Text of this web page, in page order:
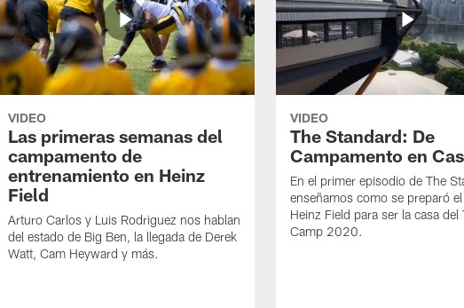
VIDEO
Las primeras semanas del
campamento de
entrenamiento en Heinz
Field
Arturo Carlos y Luis Rodriguez nos hablan
del estado de Big Ben, la llegada de Derek
Watt, Cam Heyward y más.
VIDEO
The Standard: De
Campamento en
En el primer episodio de The
enseñamos como se preparó
Heinz Field para ser la casa del
Camp 2020.